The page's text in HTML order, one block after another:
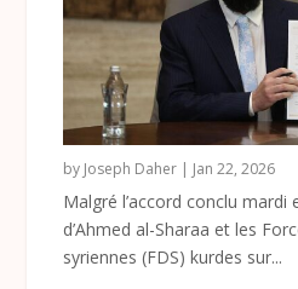
by Joseph Daher | Jan 22, 2026
Malgré l’accord conclu
d’Ahmed al-Sharaa et les
syriennes (FDS) kurdes sur...